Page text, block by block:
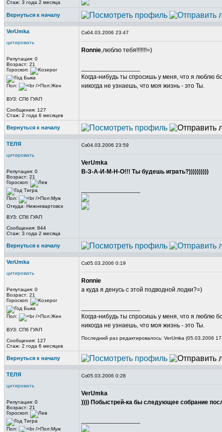
Стаж: 3 года 2 месяца
Вернуться к началу
VerUmka
цитировать
Репутация: 0
Возраст: 21
Гороскоп:
Пол:
ВУЗ: СПб ГУАП
Сообщения: 127
Стаж: 2 года 6 месяцев
04.03.2006 23:47
Ronnie,люблю тебя!!!!!!!=)
Когда-нибудь ты спросишь у меня, что я люблю
никогда не узнаешь, что моя жизнь - это Ты.
Вернуться к началу
ТЕЛЯ
цитировать
Репутация: 0
Возраст: 21
Гороскоп:
Пол:
Откуда: Нижневартовск
ВУЗ: СПб ГУАП
Сообщения: 844
Стаж: 3 года 2 месяца
04.03.2006 23:59
VerUmka
В-З-А-И-М-Н-О!!! Ты будешь играть?))))))))))
Вернуться к началу
VerUmka
цитировать
Репутация: 0
Возраст: 21
Гороскоп:
Пол:
ВУЗ: СПб ГУАП
Сообщения: 127
Стаж: 2 года 6 месяцев
05.03.2006 0:19
Ronnie
а куда я денусь с этой подводной лодки?=)
Когда-нибудь ты спросишь у меня, что я люблю
никогда не узнаешь, что моя жизнь - это Ты.
Последний раз редактировалось: VerUmka (05.03.2006
Вернуться к началу
ТЕЛЯ
цитировать
Репутация: 0
Возраст: 21
Гороскоп:
Пол:
05.03.2006 0:28
VerUmka
)))) Побыстрей-ка бы следующее собрание